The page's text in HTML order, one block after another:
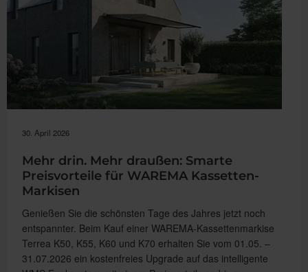
30. April 2026
Mehr drin. Mehr draußen: Smarte
Preisvorteile für WAREMA Kassetten-
Markisen
Genießen Sie die schönsten Tage des Jahres jetzt noch
entspannter. Beim Kauf einer WAREMA-Kassettenmarkise
Terrea K50, K55, K60 und K70 erhalten Sie vom 01.05. –
31.07.2026 ein kostenfreies Upgrade auf das intelligente